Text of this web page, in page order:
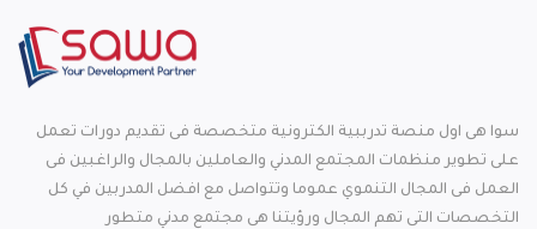
سوا هى اول منصة تدرببية الكترونية متخصصة فى تقديم دورات تعمل
على تطوير منظمات المجتمع المدني والعاملين بالمجال والراغبين فى
العمل فى المجال التنموي عموما وتتواصل مع افضل المدربين في كل
التخصصات التى تهم المجال ورؤيتنا هى مجتمع مدني متطور